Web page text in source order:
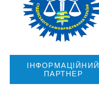
ІНФОРМАЦІЙНИЙ
ПАРТНЕР